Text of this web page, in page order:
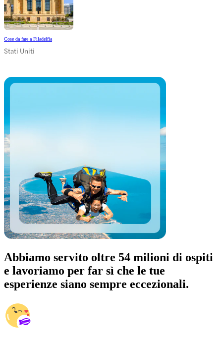
Cose da fare a Filadelfia
Stati Uniti
Abbiamo servito oltre 54 milioni di ospiti
e lavoriamo per far sì che le tue
esperienze siano sempre eccezionali.